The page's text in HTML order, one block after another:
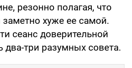
резонно полагая, что
заметно хуже ее самой.
сеанс доверительной
два-три разумных совета.